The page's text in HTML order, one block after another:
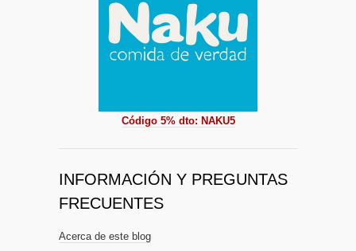
Código 5% dto: NAKU5
INFORMACIÓN Y PREGUNTAS
FRECUENTES
Acerca de este blog